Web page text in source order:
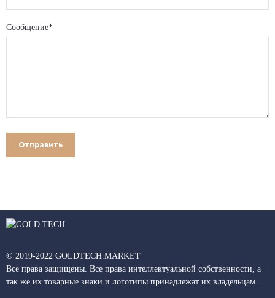
Сообщение*
© 2019-2022 GOLDTECH.MARKET
Все права защищены. Все права интеллектуальной собственности, а
так же их товарные знаки и логотипы принадлежат их владельцам.